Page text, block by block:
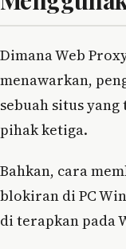
Dimana Web
menawarkan,
sebuah situs
pihak ketiga.
Bahkan, cara
blokiran di PC
di terapkan pada